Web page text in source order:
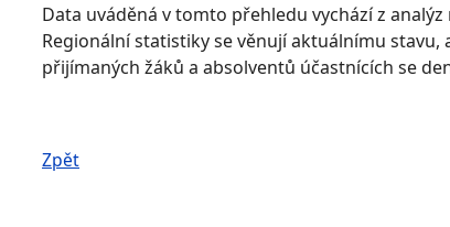
Data uváděná v tomto přehledu vychází z
Regionální statistiky se věnují aktuálnímu
přijímaných žáků a absolventů účastnících se
Zpět